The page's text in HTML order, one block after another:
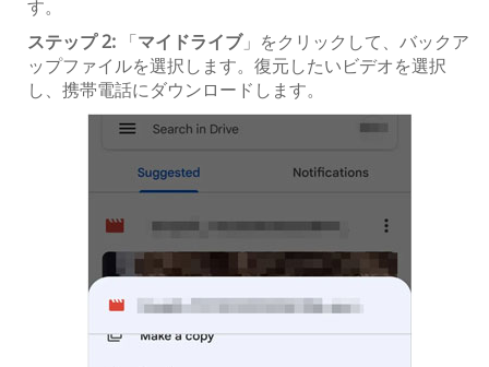
す。
ステップ 2: 「マイドライブ」をクリックして、バックア
ップファイルを選択します。復元したいビデオを選択
し、携帯電話にダウンロードします。